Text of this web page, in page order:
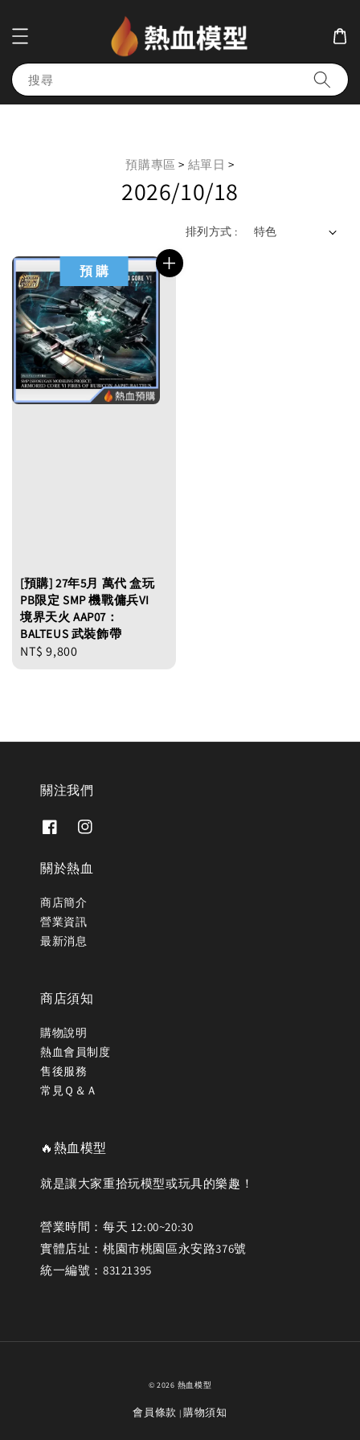
搜尋
預購專區 > 結單日 >
2026/10/18
排列方式 :
預 購
[預購] 27年5月 萬代 盒玩
PB限定 SMP 機戰傭兵VI
境界天火 AAP07：
BALTEUS 武裝飾帶
Regular
NT$ 9,800
關注我們
關於熱血
商店簡介
營業資訊
最新消息
商店須知
購物說明
熱血會員制度
售後服務
常見Ｑ＆Ａ
🔥熱血模型
就是讓大家重拾玩模型或玩具的樂趣！
營業時間：每天 12:00~20:30
實體店址：桃園市桃園區永安路376號
統一編號：83121395
© 2026 熱血模型
會員條款 |購物須知